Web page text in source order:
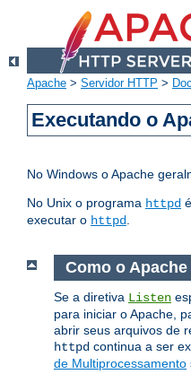
Apache > Servidor HTTP >
Executando o
No Windows o Apache
No Unix o programa httpd
executar o httpd.
Como o
Se a diretiva Listen
para iniciar o Apache,
abrir seus arquivos de
httpd continua a ser
de Multiprocessamento